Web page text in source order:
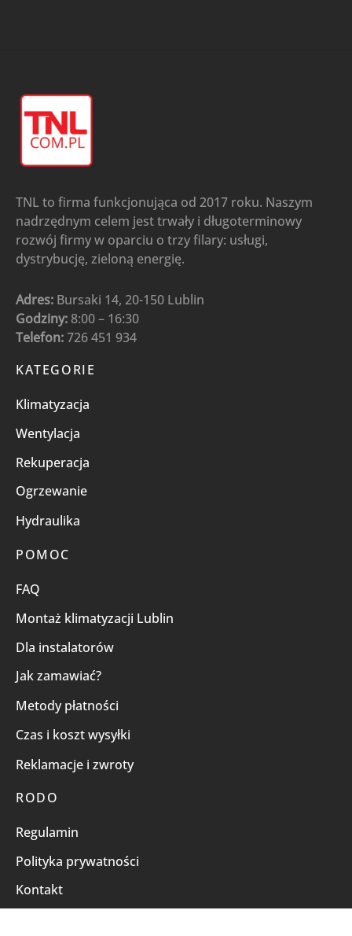
TNL to firma funkcjonująca od 2017 roku. Naszym
nadrzędnym celem jest trwały i długoterminowy
rozwój firmy w oparciu o trzy filary: usługi,
dystrybucję, zieloną energię.
Adres: Bursaki 14, 20-150 Lublin
Godziny: 8:00 – 16:30
Telefon:726 451 934
KATEGORIE
Klimatyzacja
Wentylacja
Rekuperacja
Ogrzewanie
Hydraulika
POMOC
FAQ
Montaż klimatyzacji Lublin
Dla instalatorów
Jak zamawiać?
Metody płatności
Czas i koszt wysyłki
Reklamacje i zwroty
RODO
Regulamin
Polityka prywatności
Kontakt